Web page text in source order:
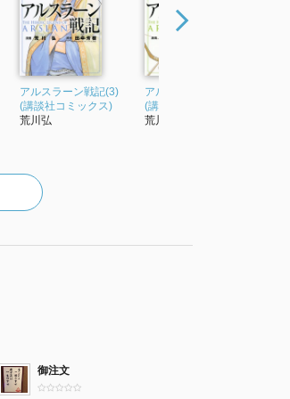
アルスラーン戦記(3)
(講談社コミックス)
荒川弘
アルスラーン戦記(4)
(講談社コミックス)
荒川弘
御注文